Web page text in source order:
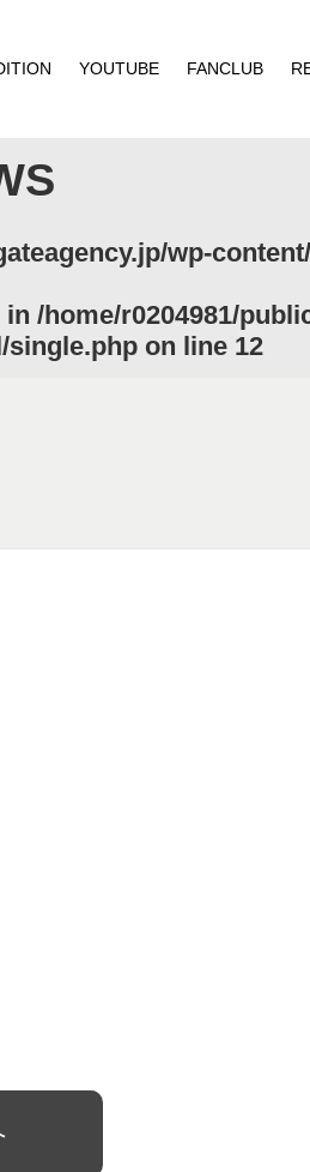
YOUTUBE FANCLUB
wp-
in /home/r0204981/
single.phpon line 12